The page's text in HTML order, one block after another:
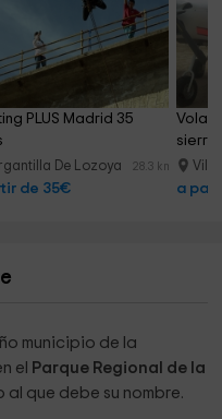
PLUS Madrid 35
De Lozoya 28.3 km
de 35€
Volar
sierra
a
municipio de la
el
Parque Regional de la
al que debe su nombre.